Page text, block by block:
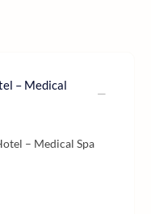
– Medical
– Medical Spa